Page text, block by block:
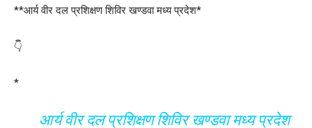
**आर्य वीर दल प्रशिक्षण शिविर खण्डवा मध्य प्रदेश*
👇
*
आर्य वीर दल प्रशिक्षण शिविर खण्डवा मध्य प्रदेश